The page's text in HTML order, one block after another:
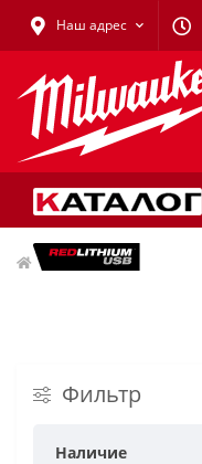
Наш адрес
Одежда
Фильтр
Наличие